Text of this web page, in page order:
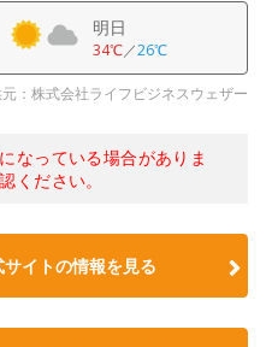
明日
34℃／26℃
：株式会社ライフビジネスウェザー
なっている場合がありま
ください。
イトの情報を見る